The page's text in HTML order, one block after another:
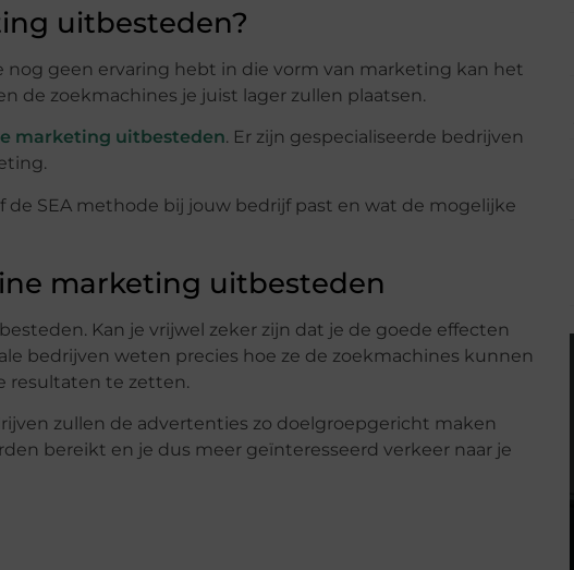
uitbesteden?
nog geen ervaring hebt in die vorm van marketing kan het
de zoekmachines je juist lager zullen plaatsen.
marketing uitbesteden. Er zijn gespecialiseerde bedrijven
SEA methode bij jouw bedrijf past en wat de mogelijke
marketing uitbesteden
Kan je vrijwel zeker zijn dat je de goede effecten
bedrijven weten precies hoe ze de zoekmachines kunnen
resultaten te zetten.
zullen de advertenties zo doelgroepgericht maken
bereikt en je dus meer geïnteresseerd verkeer naar je